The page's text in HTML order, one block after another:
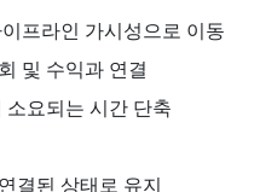
프라인 가시성으로 이동
및 수익과 연결
소요되는 시간 단축
결된 상태로 유지